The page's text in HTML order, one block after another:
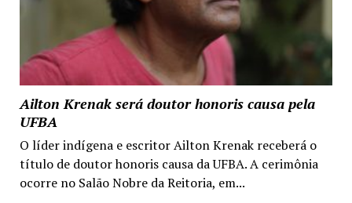
Ailton Krenak será doutor honoris causa pela
UFBA
O líder indígena e escritor Ailton Krenak receberá o
título de doutor honoris causa da UFBA. A cerimônia
ocorre no Salão Nobre da Reitoria, em...